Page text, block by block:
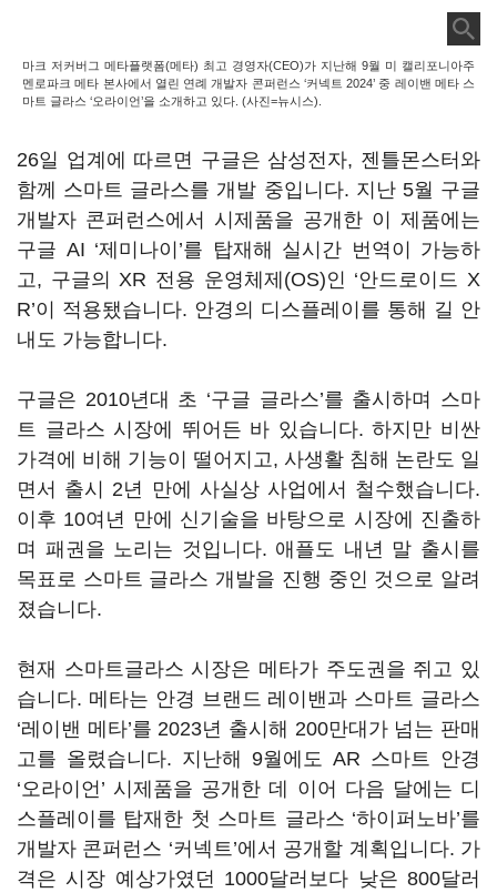
마크 저커버그 메타플랫폼(메타) 최고 경영자(CEO)가 지난해 9월 미 캘리포니아주
멘로파크 메타 본사에서 열린 연례 개발자 콘퍼런스 ‘커넥트 2024’ 중 레이밴 메타 스
마트 글라스 ‘오라이언’을 소개하고 있다. (사진=뉴시스).
26일 업계에 따르면 구글은 삼성전자, 젠틀몬스터와
함께 스마트 글라스를 개발 중입니다. 지난 5월 구글
개발자 콘퍼런스에서 시제품을 공개한 이 제품에는
구글 AI ‘제미나이’를 탑재해 실시간 번역이 가능하
고, 구글의 XR 전용 운영체제(OS)인 ‘안드로이드 X
R’이 적용됐습니다. 안경의 디스플레이를 통해 길 안
내도 가능합니다.
구글은 2010년대 초 ‘구글 글라스’를 출시하며 스마
트 글라스 시장에 뛰어든 바 있습니다. 하지만 비싼
가격에 비해 기능이 떨어지고, 사생활 침해 논란도 일
면서 출시 2년 만에 사실상 사업에서 철수했습니다.
이후 10여년 만에 신기술을 바탕으로 시장에 진출하
며 패권을 노리는 것입니다. 애플도 내년 말 출시를
목표로 스마트 글라스 개발을 진행 중인 것으로 알려
졌습니다.
현재 스마트글라스 시장은 메타가 주도권을 쥐고 있
습니다. 메타는 안경 브랜드 레이밴과 스마트 글라스
‘레이밴 메타’를 2023년 출시해 200만대가 넘는 판매
고를 올렸습니다. 지난해 9월에도 AR 스마트 안경
‘오라이언’ 시제품을 공개한 데 이어 다음 달에는 디
스플레이를 탑재한 첫 스마트 글라스 ‘하이퍼노바’를
개발자 콘퍼런스 ‘커넥트’에서 공개할 계획입니다. 가
격은 시장 예상가였던 1000달러보다 낮은 800달러